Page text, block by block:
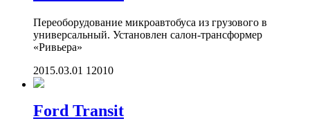
Переоборудование микроавтобуса из грузового в
универсальный. Установлен салон-трансформер
«Ривьера»
2015.03.01 12010
Ford Transit